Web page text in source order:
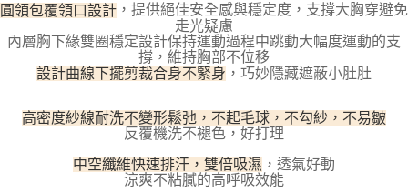
※ 交易是否成功請以「AFTEE先享後付 」之結帳頁面顯示為準，若有關於
是否繳費成功／繳費後需取消欲退款等相關疑問，請聯繫「AFTEE先享後付
客戶支援中心」https://netprotections.freshdesk.com/support/home
【注意事項】
權轉讓予恩沛科技股份有限公司。
２．關於個人資料處理事宜，請瀏覽以下網址：
https://aftee.tw/terms/#terms3
３．未成年的使用者請事先徵得法定代理人或監護人之同意方可使用
「AFTEE先享後付」，若未經同意申辦者引起之損失，本公司不負相關責
付款後7-11取貨
每筆NT$100，滿NT$800(含以上)免運費
宅配
海外宅配 查看運費
圓領包覆領口設計 ，提供絕佳安全感與穩定度，支撐大胸穿避免
走光疑慮
內層胸下緣雙圈穩定設計保持運動過程中跳動大幅度運動的支
撐，維持胸部不位移
設計曲線下擺剪裁合身不緊身 ，巧妙隱藏遮蔽小肚肚
高密度紗線耐洗不變形鬆弛，不起毛球，不勾紗，不易皺
反覆機洗不褪色，好打理
中空纖維快速排汗，雙倍吸濕 ，透氣好動
涼爽不粘膩的高呼吸效能